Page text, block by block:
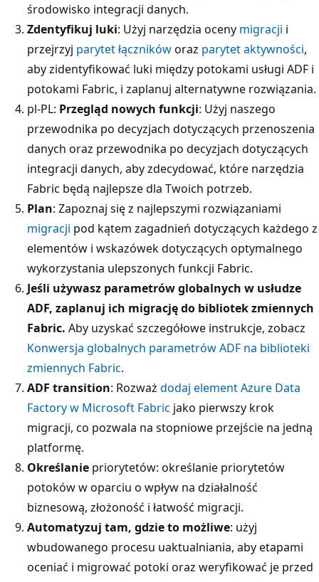
środowisko integracji danych.
Zdentyfikuj luki: Użyj narzędzia oceny migracji i
przejrzyj parytet łącznikóworaz parytet aktywności,
aby zidentyfikować luki między potokami usługi ADF i
potokami Fabric, i zaplanuj alternatywne rozwiązania.
pl-PL: Przegląd nowych funkcji: Użyj naszego
przewodnika po decyzjach dotyczących przenoszenia
danych oraz przewodnika po decyzjach dotyczących
integracji danych, aby zdecydować, które narzędzia
Fabric będą najlepsze dla Twoich potrzeb.
Plan: Zapoznaj się z najlepszymi rozwiązaniami
migracji pod kątem zagadnień dotyczących każdego z
elementów i wskazówek dotyczących optymalnego
wykorzystania ulepszonych funkcji Fabric.
Jeśli używasz parametrów globalnych w usłudze
ADF, zaplanuj ich migrację do bibliotek zmiennych
Fabric. Aby uzyskać szczegółowe instrukcje, zobacz
Konwersja globalnych parametrów ADF na biblioteki
zmiennych Fabric.
ADF transition: Rozważ dodaj element Azure Data
Factory w Microsoft Fabric jako pierwszy krok
migracji, co pozwala na stopniowe przejście na jedną
platformę.
Określanie priorytetów: określanie priorytetów
potoków w oparciu o wpływ na działalność
biznesową, złożoność i łatwość migracji.
Automatyzuj tam, gdzie to możliwe: użyj
wbudowanego procesu uaktualniania, aby etapami
oceniać i migrować potoki oraz weryfikować je przed